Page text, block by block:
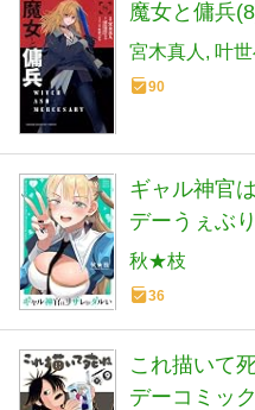
魔女と傭兵
宮木真人 叶
90
ギャル神官
デーうぇぶ
秋★枝
36
これ描いて
デーコミッ